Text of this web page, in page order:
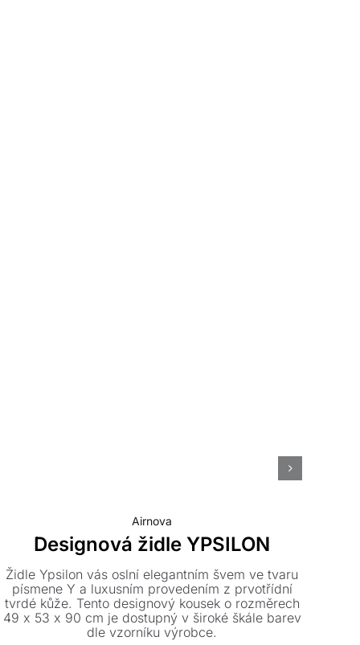
Airnova
Designová židle YPSILON
Židle Ypsilon vás oslní elegantním švem ve tvaru
písmene Y a luxusním provedením z prvotřídní
tvrdé kůže. Tento designový kousek o rozměrech
49 x 53 x 90 cm je dostupný v široké škále barev
dle vzorníku výrobce.